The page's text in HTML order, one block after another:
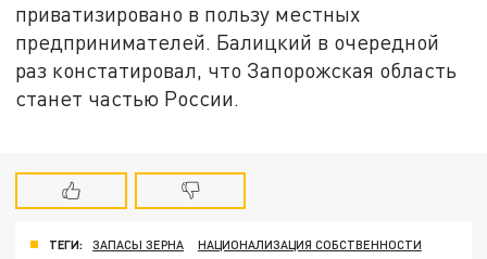
приватизировано в пользу местных
предпринимателей. Балицкий в очередной
раз констатировал, что Запорожская область
станет частью России.
ТЕГИ: ЗАПАСЫ ЗЕРНА
НАЦИОНАЛИЗАЦИЯ СОБСТВЕННОСТИ